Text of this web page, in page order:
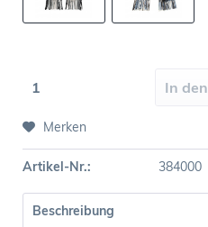
In den
Merken
Artikel-Nr.: 384000
Beschreibung